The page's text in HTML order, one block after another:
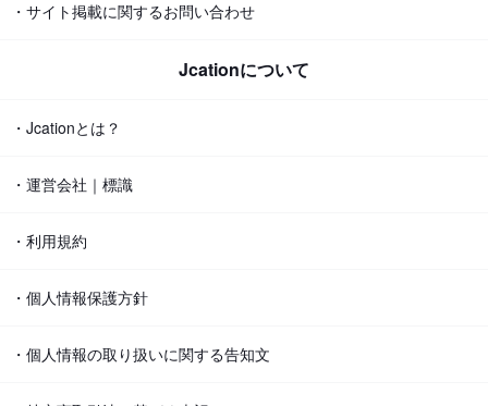
・サイト掲載に関するお問い合わせ
Jcationについて
・Jcationとは？
・運営会社｜標識
・利用規約
・個人情報保護方針
・個人情報の取り扱いに関する告知文